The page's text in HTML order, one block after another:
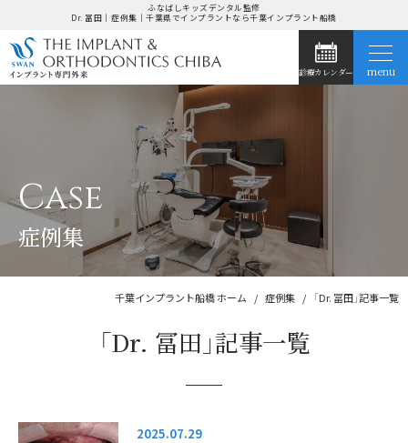
ふなばしキッズデンタル監修
Dr. 冨田｜症例集｜千葉県でインプラントなら千葉インプラント船橋
診療カレンダー menu
Case
症例集
千葉インプラント船橋 ホーム 症例集 「Dr. 冨田」記事一覧
「Dr. 冨田」記事一覧
2025.07.29
インプラント治療
症例集
お悩み別治療法
ドクター紹介
料金表